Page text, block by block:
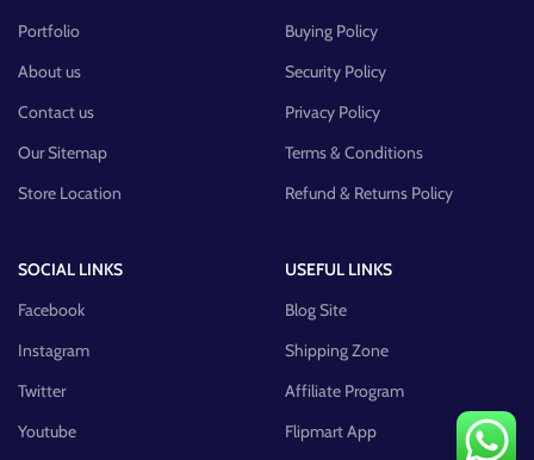
Portfolio
About us
Contact us
Our Sitemap
Store Location
Buying Policy
Security Policy
Privacy Policy
Terms & Conditions
Refund & Returns Policy
SOCIAL LINKS
Facebook
Instagram
Twitter
Youtube
USEFUL LINKS
Blog Site
Shipping Zone
Affiliate Program
Flipmart App